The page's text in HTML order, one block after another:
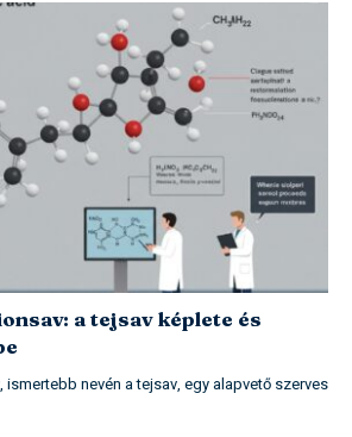
a tejsav képlete és
nevén a tejsav, egy alapvető szerves